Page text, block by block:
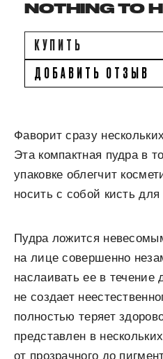
NOTHING TO
КУПИТЬ
ДОБАВИТЬ ОТЗЫВ
Фаворит сразу
Эта компактная пудра в
упаковке облегчит
носить с собой кисть
Пудра ложится
на лице совершенно
наслаивать ее в течение
не создает
полностью теряет
представлен в
от прозрачного до